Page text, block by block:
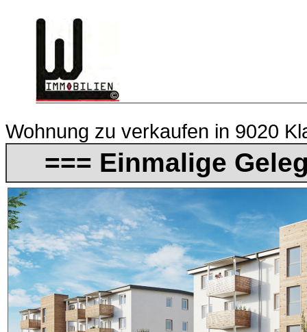
Wohnung zu verkaufen in 9020
=== Einmalige